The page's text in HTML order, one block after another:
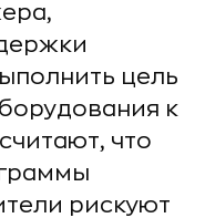
цель
к
что
рискуют